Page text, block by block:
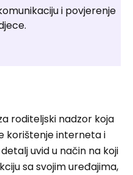
i povjerenje
roditeljski nadzor koja
korištenje interneta i
uvid u način na koji
sa svojim uređajima,